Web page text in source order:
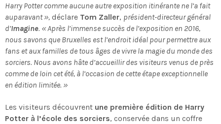
Harry Potter comme aucune autre exposition itinérante ne l’a fait
auparavant », déclare Tom Zaller, président-directeur général
d’Imagine. « Après l’immense succès de l’exposition en 2016,
nous savons que Bruxelles est l’endroit idéal pour permettre aux
fans et aux familles de tous âges de vivre la magie du monde des
sorciers. Nous avons hâte d’accueillir des visiteurs venus de près
comme de loin cet été, à l’occasion de cette étape exceptionnelle
en édition limitée. »
Les visiteurs découvrent une première édition de Harry
Potter à l’école des sorciers, conservée dans un coffre